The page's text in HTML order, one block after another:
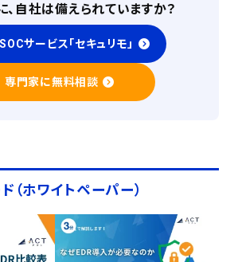
、自社は備えられていますか？
サービス「セキュリモ」
専門家に無料相談
（ホワイトペーパー）